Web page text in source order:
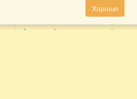
Система быстрых платежей
Хорошо